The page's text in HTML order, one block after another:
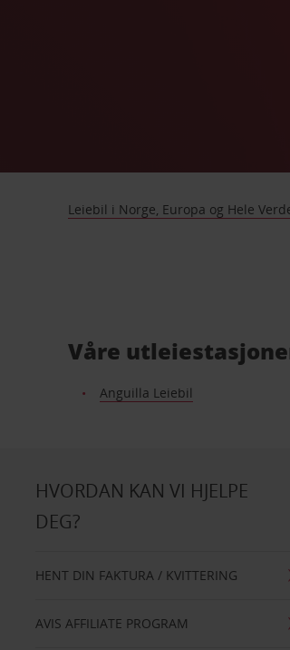
Leiebil i Norge, Europa og Hele
Våre
Anguilla Leiebil
HVORDAN KAN VI HJELPE
DEG?
HENT DIN FAKTURA / KVITTERING
AVIS AFFILIATE PROGRAM